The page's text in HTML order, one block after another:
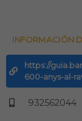
INFORMACIÓN
https://
600-anys-al-
932562044